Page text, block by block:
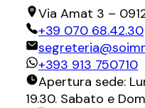
Via Amat 3 –
+39 070 68.42.30
+393 913 750710
Apertura sede:
19.30. Sabato e